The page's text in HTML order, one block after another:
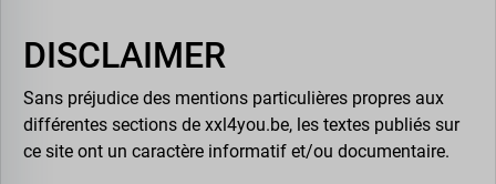
DISCLAIMER
Sans préjudice des mentions particulières propres aux
différentes sections de xxl4you.be, les textes publiés sur
ce site ont un caractère informatif et/ou documentaire.